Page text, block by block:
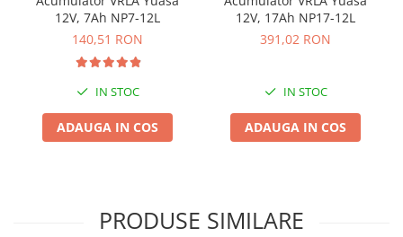
Tip unda iesire: Pur sinusoidala
Timp de transfer: 0 ms
Eficienta: >93%
Acumulatori inclusi in cabinet: 20 x 12V/7Ah
Interfete comunicare: USB, RS232, SNMP(optional),
paralel(optional), releu(optional)
Dimensiune UPS: 443x131(3U)x580mm
Dimensiune cabinet: 443×131(3U)×720mm
Umiditate operare: 20-90 %
12V, 7Ah NP7-12L
140,51 RON
IN STOC
ADAUGA IN COS
12V, 17Ah NP17-12L
391,02 RON
IN STOC
ADAUGA IN COS
PRODUSE SIMILARE